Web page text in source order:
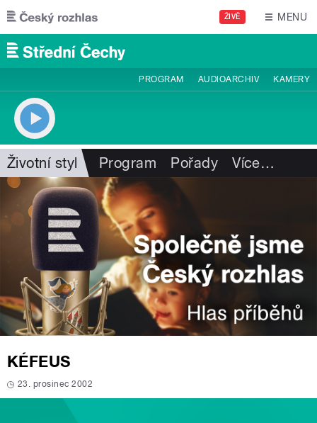
Přejít k hlavnímu obsahu
ŽIVĚ MENU
PROGRAM AUDIOARCHIV KAMERY
Životní styl Program Pořady Více…
KÉFEUS
23. prosinec 2002